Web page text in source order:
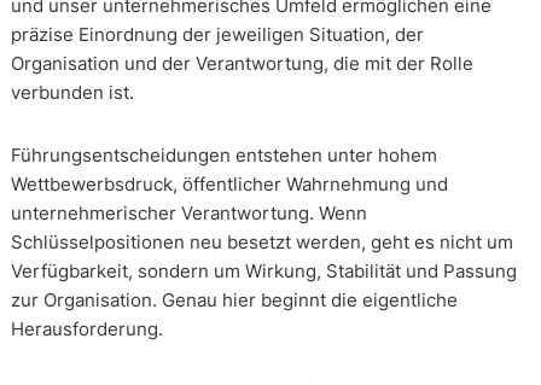
und unser unternehmerisches Umfeld ermöglichen eine
präzise Einordnung der jeweiligen Situation, der
Organisation und der Verantwortung, die mit der Rolle
verbunden ist.
Führungsentscheidungen entstehen unter hohem
Wettbewerbsdruck, öffentlicher Wahrnehmung und
unternehmerischer Verantwortung. Wenn
Schlüsselpositionen neu besetzt werden, geht es nicht um
Verfügbarkeit, sondern um Wirkung, Stabilität und Passung
zur Organisation. Genau hier beginnt die eigentliche
Herausforderung.